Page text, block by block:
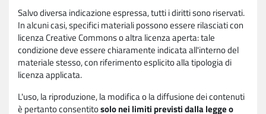
Salvo diversa indicazione espressa, tutti i diritti sono riservati.
In alcuni casi, specifici materiali possono essere rilasciati con
licenza Creative Commons o altra licenza aperta: tale
condizione deve essere chiaramente indicata all'interno del
materiale stesso, con riferimento esplicito alla tipologia di
licenza applicata.
L'uso, la riproduzione, la modifica o la diffusione dei contenuti
è pertanto consentitosolo nei limiti previsti dalla legge o